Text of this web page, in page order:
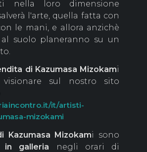
nella loro dimensione
l'arte, quella fatta con
le mani, e allora anzichè
al suolo planeranno su un
di Kazumasa Mizokami
sul nostro sito
it/artisti-
mizokami
Kazumasa Mizokami sono
in galleria negli orari di